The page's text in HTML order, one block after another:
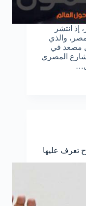
انتشر
والذي
مصعد في
المصري
تعرف عليها